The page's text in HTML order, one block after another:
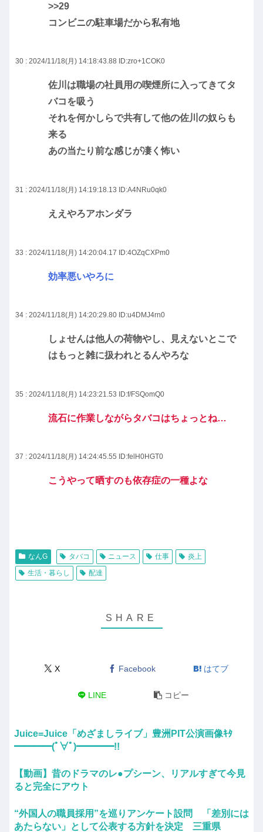
>>29
コンビニの駐車場だから私有地
30 : 2024/11/18(月) 14:18:43.88 ID:zro+1COK0
佐川は職場の社員用の喫煙所に入ってきてタ
バコを吸う
それを何かしらで共有して他の佐川の奴らも
来る
あの当たり前な感じが凄く怖い
31 : 2024/11/18(月) 14:19:18.13 ID:A4NRu0qk0
ええやろアホンダラ
33 : 2024/11/18(月) 14:20:04.17 ID:4OZqCXPm0
効率悪いやろに
34 : 2024/11/18(月) 14:20:29.80 ID:u4DMJ4rn0
しょせんは他人の荷物やし、見えないとこで
はもっと雑に扱われとるんやろな
35 : 2024/11/18(月) 14:23:21.53 ID:f/FSQomQ0
流石に作業しながらタバコはちょっとね…
37 : 2024/11/18(月) 14:24:45.55 ID:felH0HGT0
こうやって晒すのも依存症の一種よな
なんG タバコ ニュース 仕事
炎上
生活・暮らし
配達
X Facebook はてブ
LINE コピー
Juice=Juice「めざましライブ」豊洲PIT公演画像ｷﾀ
━━━━(ﾟ∀ﾟ)━━━━!!
【動画】昔のドラマのレ●プシーン、リアルすぎて今見
ると完全にアウト
“外国人の職員採用”を巡りアンケート設問 「差別には
あたらない」として公表する方針を決定 三重県